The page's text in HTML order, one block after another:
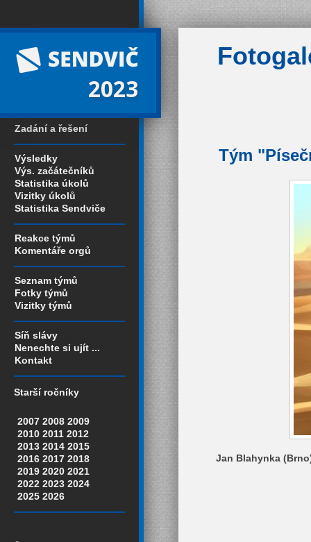
2023
Zadání a řešení
Výsledky
Výs. začátečníků
Statistika úkolů
Vizitky úkolů
Statistika Sendviče
Reakce týmů
Komentáře orgů
Seznam týmů
Fotky týmů
Vizitky týmů
Síň slávy
Nenechte si ujít ...
Kontakt
Starší ročníky
2007 2008 2009
2010 2011 2012
2013 2014 2015
2016 2017 2018
2019 2020 2021
2022 2023 2024
2025 2026
Tým
Jan Blahynka